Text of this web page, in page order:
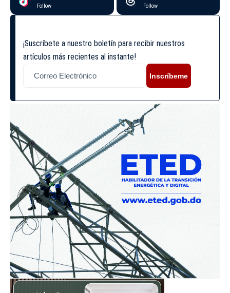
Follow Follow
¡Suscríbete a nuestro boletín para recibir nuestros
artículos más recientes al instante!
Inscríbeme